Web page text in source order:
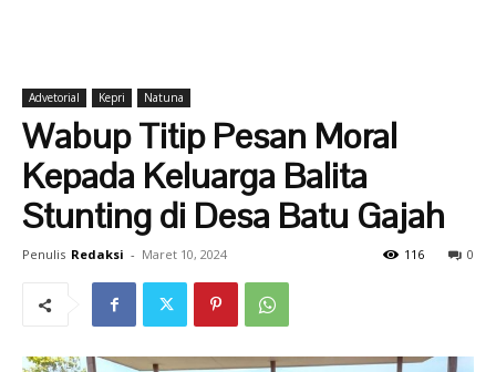
Advetorial Kepri Natuna
Wabup Titip Pesan Moral
Kepada Keluarga Balita
Stunting di Desa Batu Gajah
Penulis Redaksi - Maret 10, 2024 0
116